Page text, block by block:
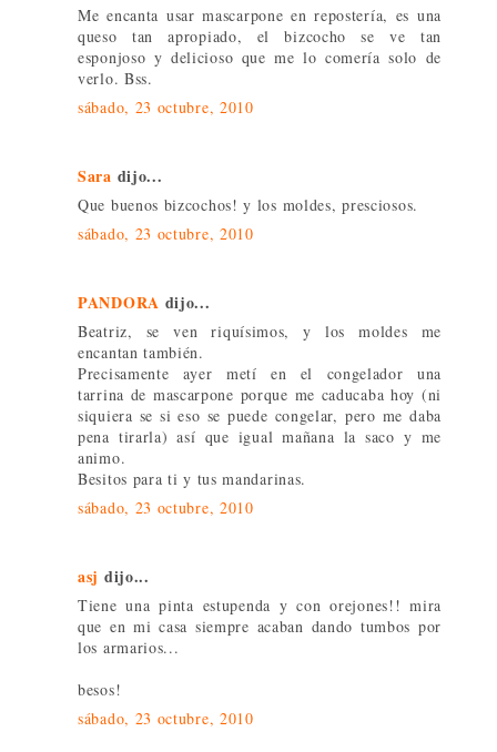
Me encanta usar mascarpone en repostería, es una
queso tan apropiado, el bizcocho se ve tan
esponjoso y delicioso que me lo comería solo de
verlo. Bss.
sábado, 23 octubre, 2010
Sara dijo...
Que buenos bizcochos! y los moldes, presciosos.
sábado, 23 octubre, 2010
PANDORA dijo...
Beatriz, se ven riquísimos, y los moldes me
encantan también.
Precisamente ayer metí en el congelador una
tarrina de mascarpone porque me caducaba hoy (ni
siquiera se si eso se puede congelar, pero me daba
pena tirarla) así que igual mañana la saco y me
animo.
Besitos para ti y tus mandarinas.
sábado, 23 octubre, 2010
asj dijo...
Tiene una pinta estupenda y con orejones!! mira
que en mi casa siempre acaban dando tumbos por
los armarios...
besos!
sábado, 23 octubre, 2010